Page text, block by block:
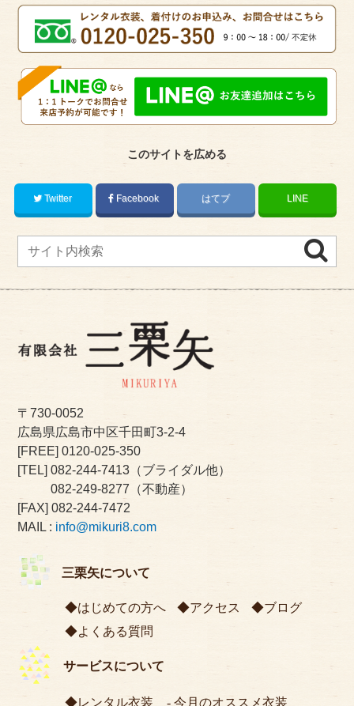
このサイトを広める
Twitter Facebook はてブ LINE
〒730-0052
広島県広島市中区千田町3-2-4
[FREE]0120-025-350
[TEL] 082-244-7413 （ブライダル他）
082-249-8277 （不動産）
[FAX] 082-244-7472
MAIL : info@mikuri8.com
三栗矢について
はじめての方へ アクセス
ブログ
よくある質問
サービスについて
レンタル衣装
今月のオススメ衣装